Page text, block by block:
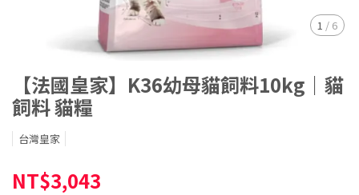
1 / 6
【法國皇家】K36幼母貓飼料10kg｜貓
飼料 貓糧
台灣皇家
NT$3,043